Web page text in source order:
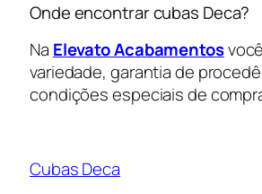
Onde encontrar cubas Deca?
Na Elevato Acabamentos
variedade, garantia de
condições especiais de
Cubas Deca